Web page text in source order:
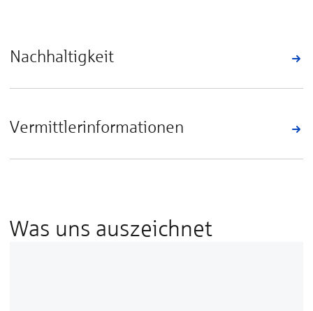
Nachhaltigkeit
Vermittlerinformationen
Was uns auszeichnet